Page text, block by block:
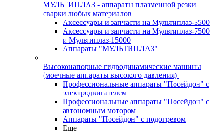
МУЛЬТИПЛАЗ - аппараты плазменной резки,
сварки любых материалов
Аксессуары и запчасти на Мультиплаз-3500
Аксессуары и запчасти на Мультиплаз-7500
и Мультиплаз-15000
Аппараты "МУЛЬТИПЛАЗ"
Высоконапорные гидродинамические машины
(моечные аппараты высокого давления)
Профессиональные аппараты "Посейдон" с
электродвигателем
Профессиональные аппараты "Посейдон" с
автономным мотором
Аппараты "Посейдон" с подогревом
Еще